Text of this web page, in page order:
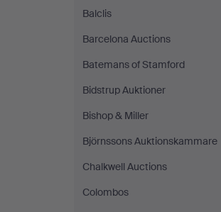
Balclis
Barcelona Auctions
Batemans of Stamford
Bidstrup Auktioner
Bishop & Miller
Björnssons Auktionskammare
Chalkwell Auctions
Colombos